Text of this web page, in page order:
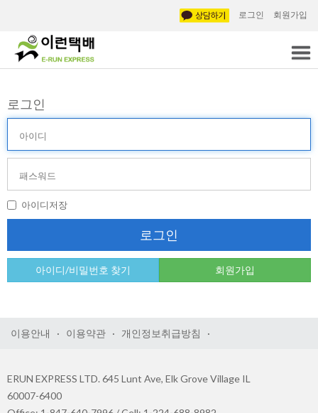
로그인 회원가입
로그인
디
비
호 아이디저장
로그인
아이디/비밀번호 찾기 회원가입
이용안내 · 이용약관 · 개인정보취급방침 ·
ERUN EXPRESS LTD. 645 Lunt Ave, Elk Grove Village IL
60007-6400